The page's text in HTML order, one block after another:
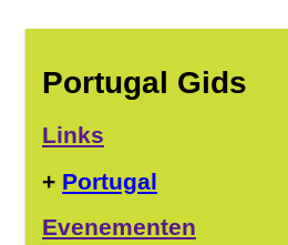
Portugal Gids
Links
+ Portugal
Evenementen